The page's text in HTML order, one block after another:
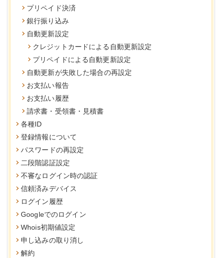
プリペイド決済
銀行振り込み
自動更新設定
クレジットカードによる自動更新設定
プリペイドによる自動更新設定
自動更新が失敗した場合の再設定
お支払い報告
お支払い履歴
請求書・受領書・見積書
各種ID
登録情報について
パスワードの再設定
二段階認証設定
不審なログイン時の認証
信頼済みデバイス
ログイン履歴
Googleでのログイン
Whois初期値設定
申し込みの取り消し
解約